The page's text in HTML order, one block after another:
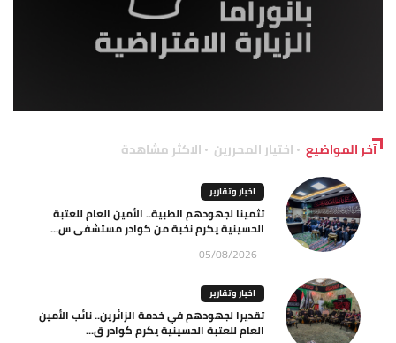
آخر المواضيع اختيار المحررين الاكثر مشاهدة
اخبار وتقارير
تثمينا لجهودهم الطبية.. الأمين العام للعتبة
الحسينية يكرم نخبة من كوادر مستشفى س...
05/08/2026
اخبار وتقارير
تقديرا لجهودهم في خدمة الزائرين.. نائب الأمين
العام للعتبة الحسينية يكرم كوادر ق...